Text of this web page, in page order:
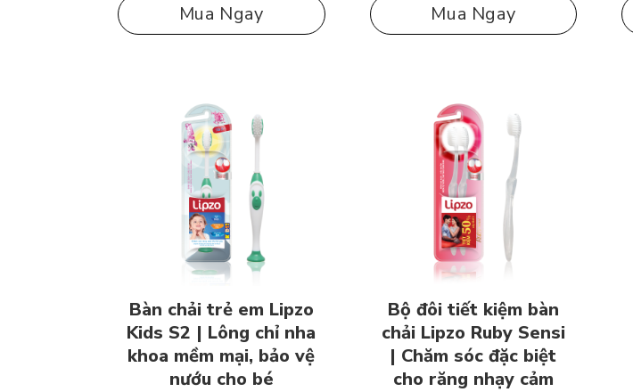
Mua Ngay Mua Ngay
Bàn chải trẻ em Lipzo
Kids S2 | Lông chỉ nha
khoa mềm mại, bảo vệ
nướu cho bé
Bộ đôi tiết kiệm bàn
chải Lipzo Ruby Sensi
| Chăm sóc đặc biệt
cho răng nhạy cảm